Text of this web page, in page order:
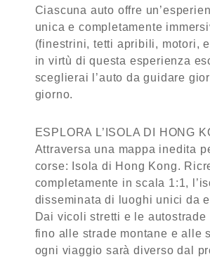
Ciascuna auto offre
unica e completamente
(finestrini, tetti apribili, motori,
in virtù di questa esperienza
sceglierai l’auto da guidare
giorno.
ESPLORA L’ISOLA DI HONG
Attraversa una mappa inedita
corse: Isola di Hong Kong.
completamente in scala 1:1,
disseminata di luoghi unici da
Dai vicoli stretti e le
fino alle strade montane e alle
ogni viaggio sarà diverso dal